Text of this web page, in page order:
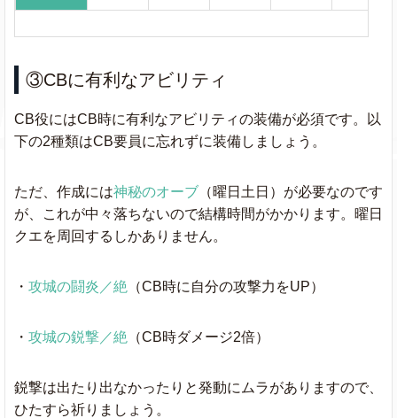
③CBに有利なアビリティ
CB役にはCB時に有利なアビリティの装備が必須です。以
下の2種類はCB要員に忘れずに装備しましょう。
ただ、作成には神秘のオーブ （曜日土日）が必要なのです
が、これが中々落ちないので結構時間がかかります。曜日
クエを周回するしかありません。
・ 攻城の闘炎／絶 （CB時に自分の攻撃力をUP）
・ 攻城の鋭撃／絶 （CB時ダメージ2倍）
鋭撃は出たり出なかったりと発動にムラがありますので、
ひたすら祈りましょう。